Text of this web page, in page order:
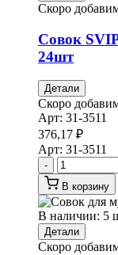
Скоро
Совок
24шт
Детали
Скоро
Арт: 31-3511
376,17 ₽
Арт: 31-3511
-
В корзину
В наличии: 5
Детали
Скоро